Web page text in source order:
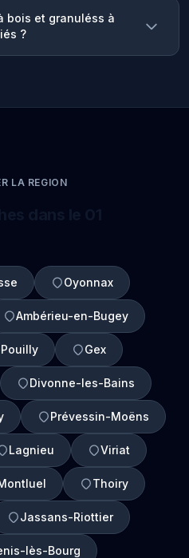
bois et granuléss à
?
LA REGION
Oyonnax
Ambérieu-en-Bugey
Gex
Divonne-les-Bains
Prévessin-Moëns
Lagnieu Viriat
Thoiry
Jassans-Riottier
lès-Bourg